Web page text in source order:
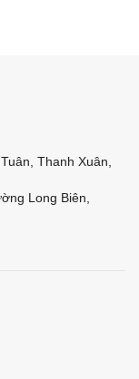
Thanh Xuân,
Long Biên,